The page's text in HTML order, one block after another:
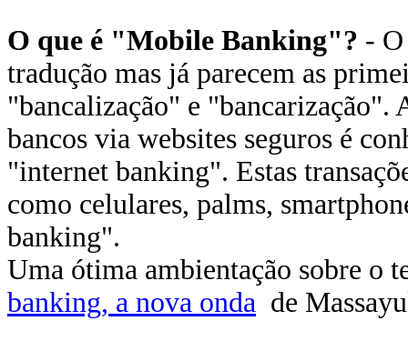
O que é "Mobile Banking"? -
tradução mas já parecem as
"bancalização" e "bancarização".
bancos via websites seguros é
"internet banking". Estas
como celulares, palms,
banking".
Uma ótima ambientação sobre o
banking, a nova onda de